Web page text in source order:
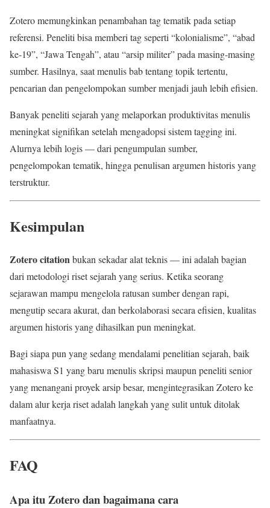
Zotero memungkinkan penambahan tag tematik pada setiap
referensi. Peneliti bisa memberi tag seperti “kolonialisme”, “abad
ke-19”, “Jawa Tengah”, atau “arsip militer” pada masing-masing
sumber. Hasilnya, saat menulis bab tentang topik tertentu,
pencarian dan pengelompokan sumber menjadi jauh lebih efisien.
Banyak peneliti sejarah yang melaporkan produktivitas menulis
meningkat signifikan setelah mengadopsi sistem tagging ini.
Alurnya lebih logis — dari pengumpulan sumber,
pengelompokan tematik, hingga penulisan argumen historis yang
terstruktur.
Kesimpulan
Zotero citationbukan sekadar alat teknis — ini adalah bagian
dari metodologi riset sejarah yang serius. Ketika seorang
sejarawan mampu mengelola ratusan sumber dengan rapi,
mengutip secara akurat, dan berkolaborasi secara efisien, kualitas
argumen historis yang dihasilkan pun meningkat.
Bagi siapa pun yang sedang mendalami penelitian sejarah, baik
mahasiswa S1 yang baru menulis skripsi maupun peneliti senior
yang menangani proyek arsip besar, mengintegrasikan Zotero ke
dalam alur kerja riset adalah langkah yang sulit untuk ditolak
manfaatnya.
FAQ
Apa itu Zotero dan bagaimana cara